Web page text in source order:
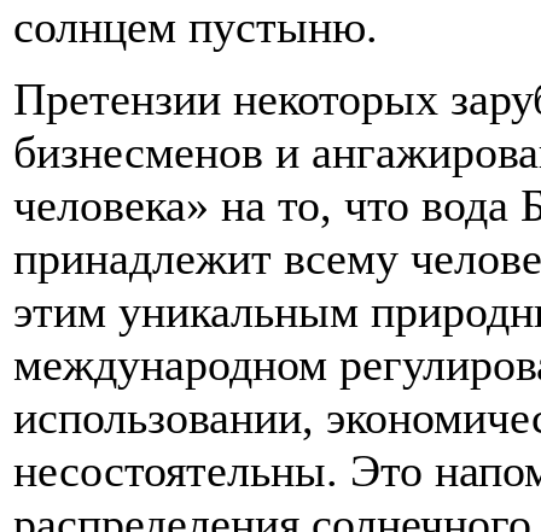
солнцем пустыню.
Претензии некоторых
бизнесменов и
человека» на то, что вода
принадлежит всему
этим уникальным
международном
использовании,
несостоятельны. Это